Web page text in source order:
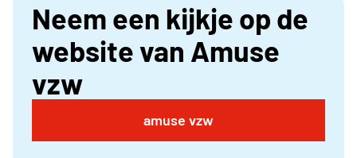
Neem een kijkje op de
website van Amuse
vzw
amuse vzw